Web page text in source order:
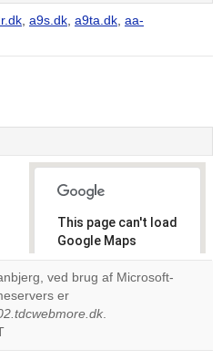
, a9s.dk, a9ta.dk, aa-
This page can't load
Google Maps
correctly.
own this
ved brug af Microsoft-
er
.